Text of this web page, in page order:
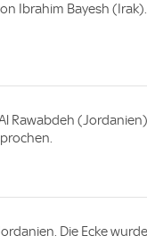
Ibrahim Bayesh (Irak).
Rawabdeh
Die Ecke